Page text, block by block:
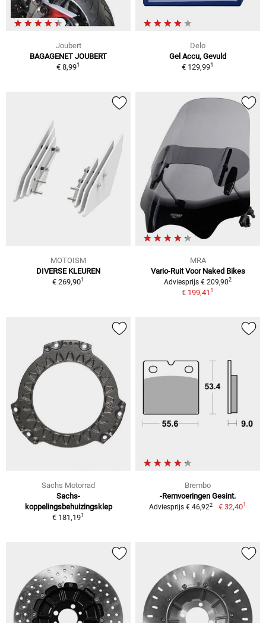
Joubert
BAGAGENET JOUBERT
€ 8,991
Delo
Gel Accu, Gevuld
€ 129,991
MOTOISM
DIVERSE KLEUREN
€ 269,901
MRA
Vario-Ruit Voor Naked Bikes
Adviesprijs € 209,902
€ 199,411
Sachs Motorrad
Sachs-
koppelingsbehuizingsklep
€ 181,191
Brembo
-Remvoeringen Gesint.
Adviesprijs € 46,922 € 32,401